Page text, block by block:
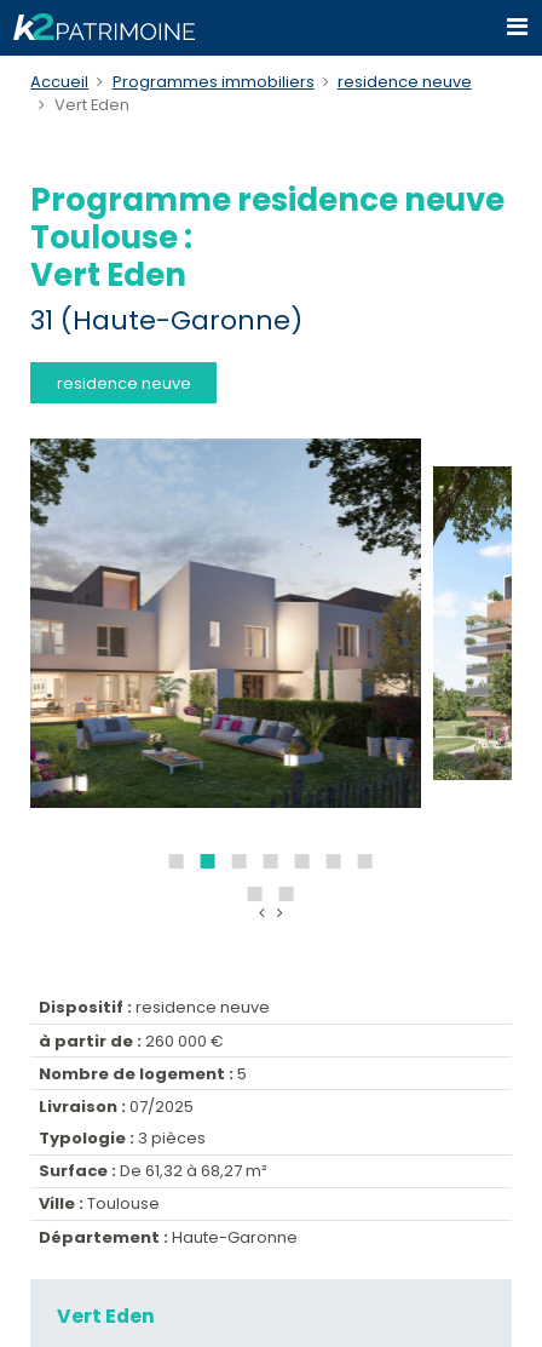
Accueil Programmes immobiliers
residence neuve
Vert Eden
Programme residence neuve
Toulouse :
Vert Eden
31 (Haute-Garonne)
residence neuve
Dispositif : residence neuve
à partir de : 260 000 €
Nombre de logement : 5
Livraison : 07/2025
Typologie : 3 pièces
Surface : De 61,32 à 68,27 m²
Ville : Toulouse
Département : Haute-Garonne
Vert Eden